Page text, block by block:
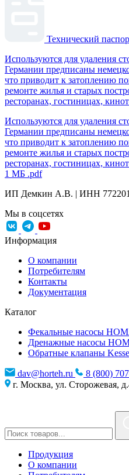
Технический
Используются для удаления
Германии предписаны
что приводит к затоплению
ремонте жилья и старых
ресторанах, гостиницах,
Используются для удаления
Германии предписаны
что приводит к затоплению
ремонте жилья и старых
ресторанах, гостиницах,
1 МБ .pdf
ИП Демкин А.В. | ИНН
Мы в соцсетях
Информация
О компании
Потребителям
Контакты
Документация
Каталог
Фекальные насосы
Дренажные насосы
Обратные клапаны
dav@horteh.ru
8 (800)
г. Москва, ул. Сторожевая,
Продукция
О компании